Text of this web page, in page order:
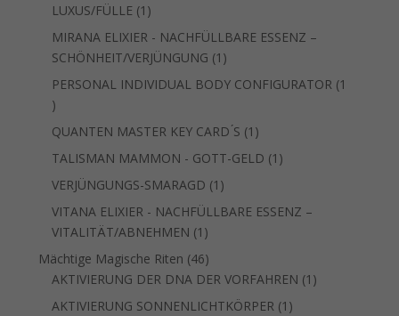
LUXUS/FÜLLE 1 1
Produkt
MIRANA ELIXIER - NACHFÜLLBARE ESSENZ –
SCHÖNHEIT/VERJÜNGUNG 1 1
Produkt
PERSONAL INDIVIDUAL BODY CONFIGURATOR 1
1
Produkt
QUANTEN MASTER KEY CARD ́S 1 1
Produkt
TALISMAN MAMMON - GOTT-GELD 1 1
VERJÜNGUNGS-SMARAGD 1 1
Produkt
VITANA ELIXIER - NACHFÜLLBARE ESSENZ –
VITALITÄT/ABNEHMEN 1 1
Produkt
Mächtige Magische Riten 4646
Produkte
AKTIVIERUNG DER DNA DER VORFAHREN 1 1
AKTIVIERUNG SONNENLICHTKÖRPER 1 1